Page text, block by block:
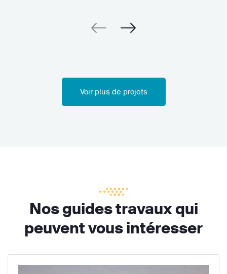
Voir plus de projets
Nos guides travaux qui
peuvent vous intéresser